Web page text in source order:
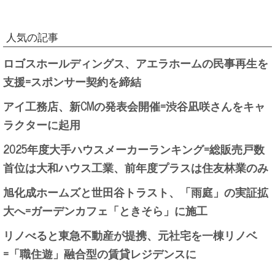
人気の記事
ロゴスホールディングス、アエラホームの民事再生を
支援=スポンサー契約を締結
アイ工務店、新CMの発表会開催=渋谷凪咲さんをキャ
ラクターに起用
2025年度大手ハウスメーカーランキング=総販売戸数
首位は大和ハウス工業、前年度プラスは住友林業のみ
旭化成ホームズと世田谷トラスト、「雨庭」の実証拡
大へ=ガーデンカフェ「ときそら」に施工
リノべると東急不動産が提携、元社宅を一棟リノベ
=「職住遊」融合型の賃貸レジデンスに